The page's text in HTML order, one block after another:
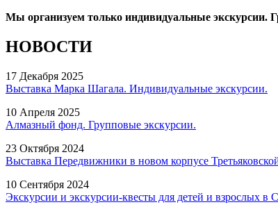
Мы организуем только индивидуальные экскурсии.
НОВОСТИ
17 Декабря 2025
Выставка Марка Шагала. Индивидуальные экскурсии.
10 Апреля 2025
Алмазный фонд. Групповые экскурсии.
23 Октября 2024
Выставка Передвижники в новом корпусе
10 Сентября 2024
Экскурсии и экскурсии-квесты для детей и взрослых в